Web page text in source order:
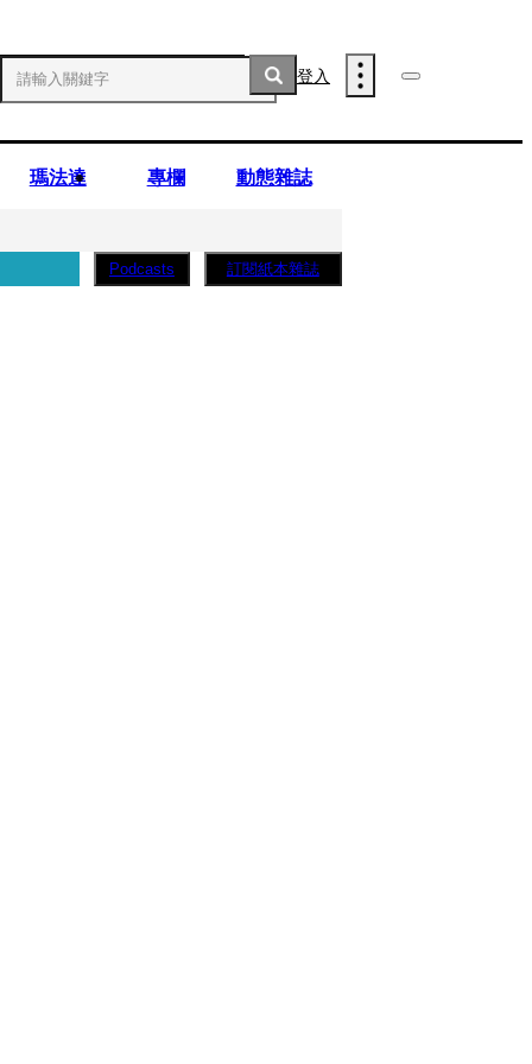
登入
瑪法達 專欄 動態雜誌
Podcasts 訂閱紙本雜誌